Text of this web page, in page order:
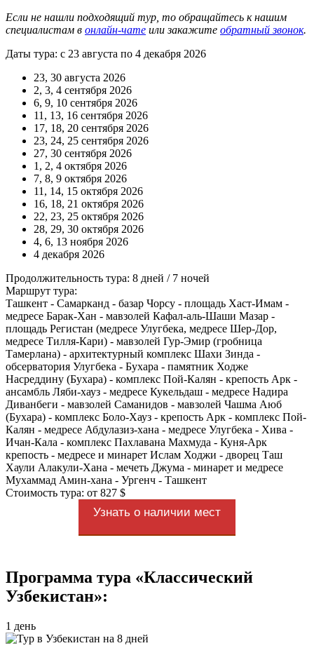
Если не нашли подходящий тур, то обращайтесь к нашим
специалистам в онлайн-чате или закажите обратный звонок.
Даты тура: с 23 августа по 4 декабря 2026
23, 30 августа 2026
2, 3, 4 сентября 2026
6, 9, 10 сентября 2026
11, 13, 16 сентября 2026
17, 18, 20 сентября 2026
23, 24, 25 сентября 2026
27, 30 сентября 2026
1, 2, 4 октября 2026
7, 8, 9 октября 2026
11, 14, 15 октября 2026
16, 18, 21 октября 2026
22, 23, 25 октября 2026
28, 29, 30 октября 2026
4, 6, 13 ноября 2026
4 декабря 2026
Продолжительность тура: 8 дней / 7 ночей
Маршрут тура:
Ташкент - Самарканд - базар Чорсу - площадь Хаст-Имам -
медресе Барак-Хан - мавзолей Кафал-аль-Шаши Мазар -
площадь Регистан (медресе Улугбека, медресе Шер-Дор,
медресе Тилля-Кари) - мавзолей Гур-Эмир (гробница
Тамерлана) - архитектурный комплекс Шахи Зинда -
обсерватория Улугбека - Бухара - памятник Ходже
Насреддину (Бухара) - комплекс Пой-Калян - крепость Арк -
ансамбль Ляби-хауз - медресе Кукельдаш - медресе Надира
Диванбеги - мавзолей Саманидов - мавзолей Чашма Аюб
(Бухара) - комплекс Боло-Хауз - крепость Арк - комплекс Пой-
Калян - медресе Абдулазиз-хана - медресе Улугбека - Хива -
Ичан-Кала - комплекс Пахлавана Махмуда - Куня-Арк
крепость - медресе и минарет Ислам Ходжи - дворец Таш
Хаули Алакули-Хана - мечеть Джума - минарет и медресе
Мухаммад Амин-хана - Ургенч - Ташкент
Стоимость тура: от 827 $
Узнать о наличии мест
Программа тура «Классический
Узбекистан»:
1 день